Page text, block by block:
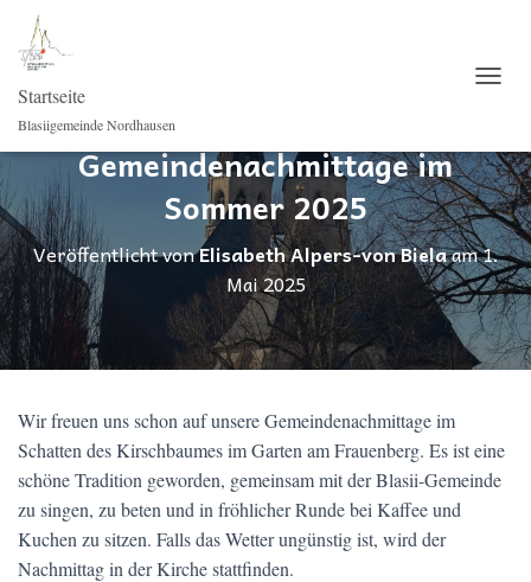
Startseite
Blasiigemeinde Nordhausen
Gemeindenachmittage im
Sommer 2025
Veröffentlicht vonElisabeth Alpers-von Bielaam1.
Mai 2025
Wir freuen uns schon auf unsere Gemeindenachmittage im
Schatten des Kirschbaumes im Garten am Frauenberg. Es ist eine
schöne Tradition geworden, gemeinsam mit der Blasii-Gemeinde
zu singen, zu beten und in fröhlicher Runde bei Kaffee und
Kuchen zu sitzen. Falls das Wetter ungünstig ist, wird der
Nachmittag in der Kirche stattfinden.